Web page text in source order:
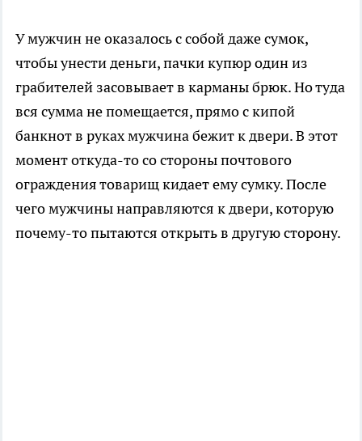
У мужчин не оказалось с собой даже сумок,
чтобы унести деньги, пачки купюр один из
грабителей засовывает в карманы брюк. Но туда
вся сумма не помещается, прямо с кипой
банкнот в руках мужчина бежит к двери. В этот
момент откуда-то со стороны почтового
ограждения товарищ кидает ему сумку. После
чего мужчины направляются к двери, которую
почему-то пытаются открыть в другую сторону.